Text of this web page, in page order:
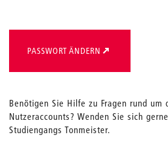
PASSWORT ÄNDERN
Benötigen Sie Hilfe zu Fragen rund um
Nutzeraccounts? Wenden Sie sich
Studiengangs Tonmeister.